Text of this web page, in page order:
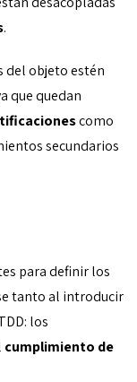
.
del objeto estén
que quedan
como
secundarios
para definir los
tanto al introducir
los
cumplimiento de